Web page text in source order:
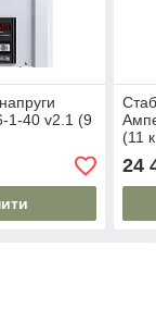
1-40 v2.1 (9
(11
24